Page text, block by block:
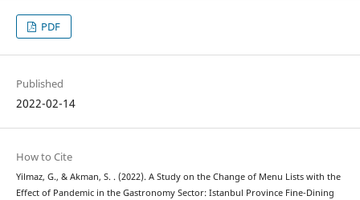
PDF
Published
2022-02-14
How to Cite
Yilmaz, G., & Akman, S. . (2022). A Study on the Change of Menu Lists with the
Effect of Pandemic in the Gastronomy Sector: Istanbul Province Fine-Dining